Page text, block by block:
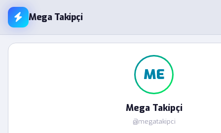
Mega Takipçi
ME
Mega Takipçi
@megatakipci